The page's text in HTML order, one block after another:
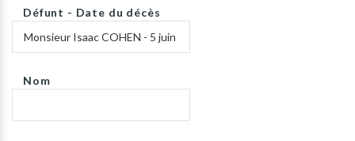
Défunt - Date du décès
Nom